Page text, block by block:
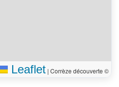
Leaflet | Corrèze découverte ©